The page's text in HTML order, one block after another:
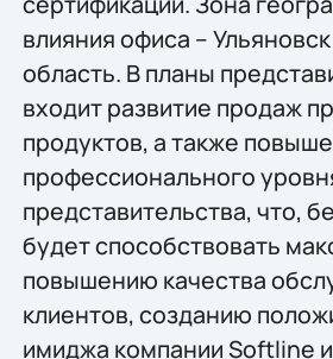
влияния офиса –
область. В планы
входит развитие продаж
продуктов, а также
профессионального
представительства, что,
будет способствовать
повышению качества
клиентов, созданию
имиджа компании Softline